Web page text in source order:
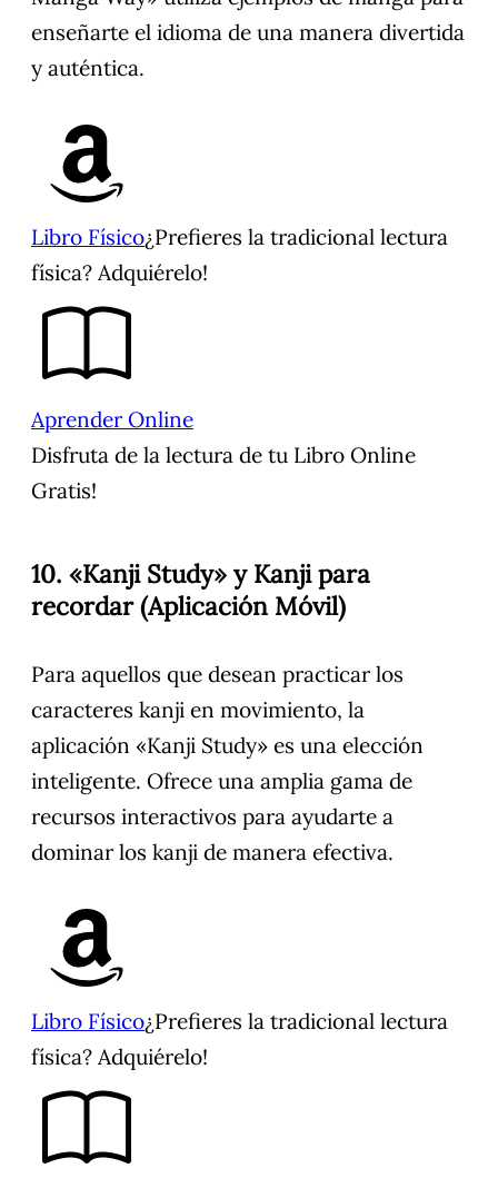
enseñarte el idioma de una manera divertida
y auténtica.
Libro Físico¿Prefieres la tradicional lectura
física? Adquiérelo!
Aprender Online
Disfruta de la lectura de tu Libro Online
Gratis!
10. «Kanji Study» y Kanji para
recordar (Aplicación Móvil)
Para aquellos que desean practicar los
caracteres kanji en movimiento, la
aplicación «Kanji Study» es una elección
inteligente. Ofrece una amplia gama de
recursos interactivos para ayudarte a
dominar los kanji de manera efectiva.
Libro Físico¿Prefieres la tradicional lectura
física? Adquiérelo!